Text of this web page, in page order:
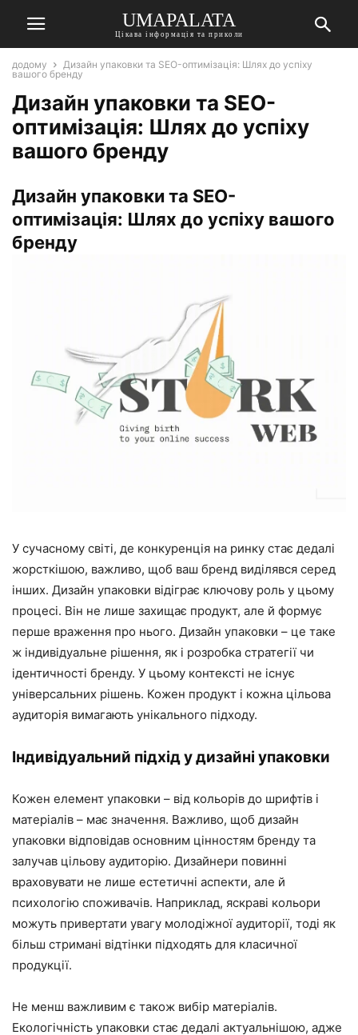
UMAPALATA
Цікава інформація та приколи
додому
Дизайн упаковки та SEO-оптимізація: Шлях до успіху
вашого бренду
Дизайн упаковки та SEO-
оптимізація: Шлях до успіху
вашого бренду
Дизайн упаковки та SEO-
оптимізація: Шлях до успіху вашого
бренду
У сучасному світі, де конкуренція на ринку стає дедалі
жорсткішою, важливо, щоб ваш бренд виділявся серед
інших. Дизайн упаковки відіграє ключову роль у цьому
процесі. Він не лише захищає продукт, але й формує
перше враження про нього. Дизайн упаковки – це таке
ж індивідуальне рішення, як і розробка стратегії чи
ідентичності бренду. У цьому контексті не існує
універсальних рішень. Кожен продукт і кожна цільова
аудиторія вимагають унікального підходу.
Індивідуальний підхід у дизайні упаковки
Кожен елемент упаковки – від кольорів до шрифтів і
матеріалів – має значення. Важливо, щоб дизайн
упаковки відповідав основним цінностям бренду та
залучав цільову аудиторію. Дизайнери повинні
враховувати не лише естетичні аспекти, але й
психологію споживачів. Наприклад, яскраві кольори
можуть привертати увагу молодіжної аудиторії, тоді як
більш стримані відтінки підходять для класичної
продукції.
Не менш важливим є також вибір матеріалів.
Екологічність упаковки стає дедалі актуальнішою, адже